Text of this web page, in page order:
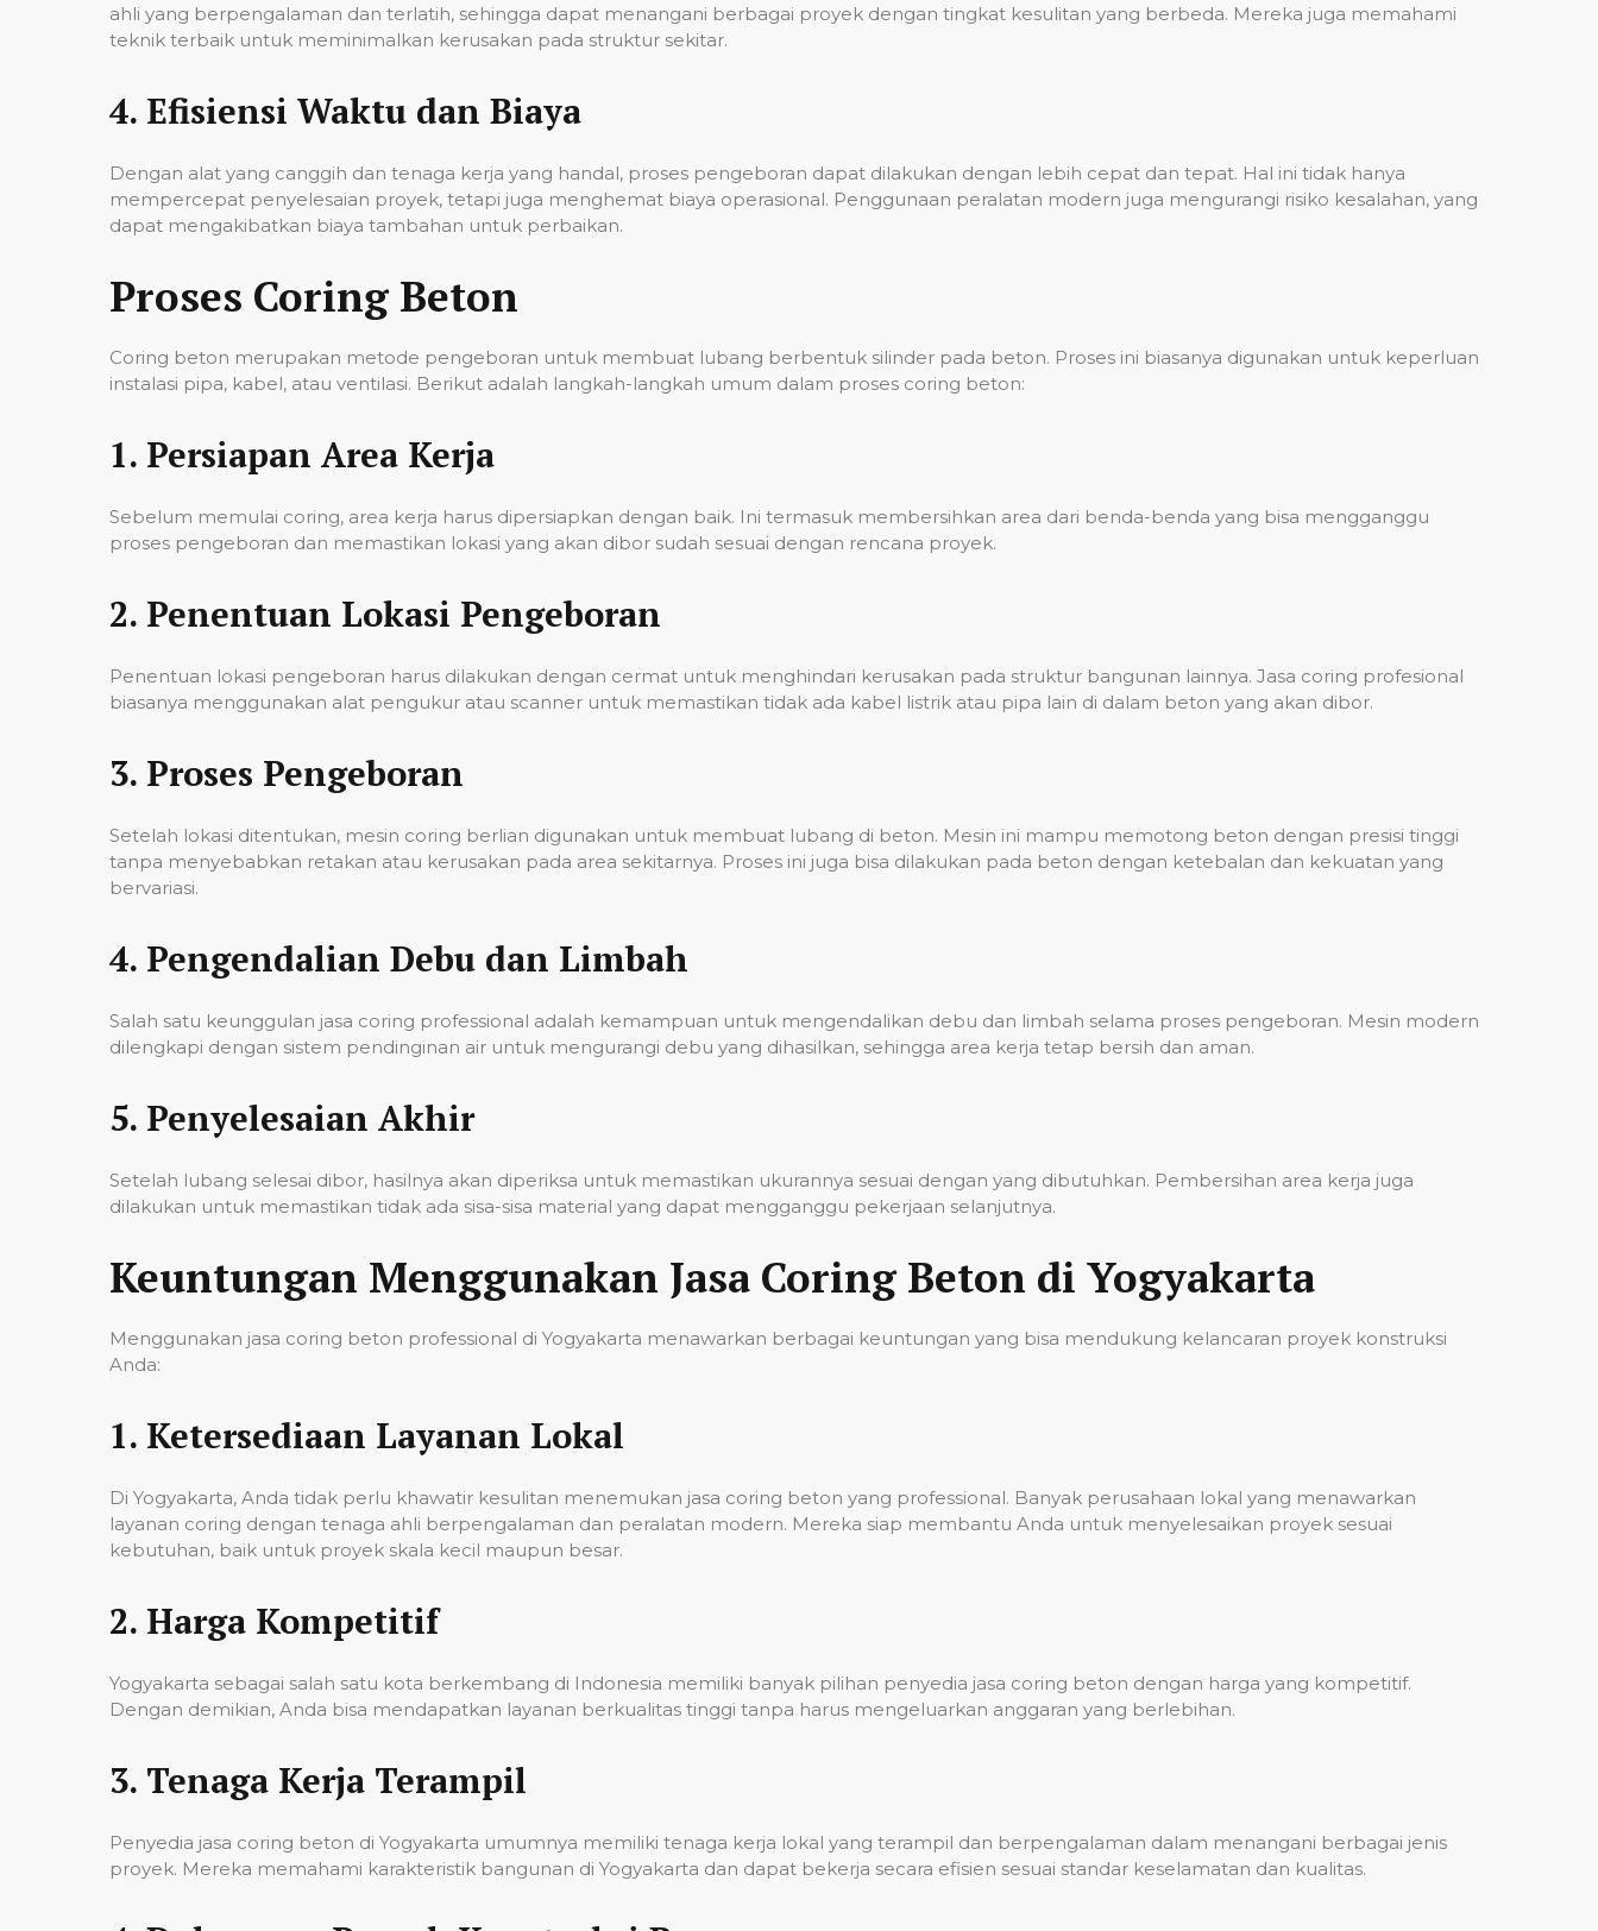
ahli yang berpengalaman dan terlatih, sehingga dapat menangani berbagai proyek dengan tingkat kesulitan yang berbeda. Mereka juga memahami
teknik terbaik untuk meminimalkan kerusakan pada struktur sekitar.
4. Efisiensi Waktu dan Biaya
Dengan alat yang canggih dan tenaga kerja yang handal, proses pengeboran dapat dilakukan dengan lebih cepat dan tepat. Hal ini tidak hanya
mempercepat penyelesaian proyek, tetapi juga menghemat biaya operasional. Penggunaan peralatan modern juga mengurangi risiko kesalahan, yang
dapat mengakibatkan biaya tambahan untuk perbaikan.
Proses Coring Beton
Coring beton merupakan metode pengeboran untuk membuat lubang berbentuk silinder pada beton. Proses ini biasanya digunakan untuk keperluan
instalasi pipa, kabel, atau ventilasi. Berikut adalah langkah-langkah umum dalam proses coring beton:
1. Persiapan Area Kerja
Sebelum memulai coring, area kerja harus dipersiapkan dengan baik. Ini termasuk membersihkan area dari benda-benda yang bisa mengganggu
proses pengeboran dan memastikan lokasi yang akan dibor sudah sesuai dengan rencana proyek.
2. Penentuan Lokasi Pengeboran
Penentuan lokasi pengeboran harus dilakukan dengan cermat untuk menghindari kerusakan pada struktur bangunan lainnya. Jasa coring profesional
biasanya menggunakan alat pengukur atau scanner untuk memastikan tidak ada kabel listrik atau pipa lain di dalam beton yang akan dibor.
3. Proses Pengeboran
Setelah lokasi ditentukan, mesin coring berlian digunakan untuk membuat lubang di beton. Mesin ini mampu memotong beton dengan presisi tinggi
tanpa menyebabkan retakan atau kerusakan pada area sekitarnya. Proses ini juga bisa dilakukan pada beton dengan ketebalan dan kekuatan yang
bervariasi.
4. Pengendalian Debu dan Limbah
Salah satu keunggulan jasa coring professional adalah kemampuan untuk mengendalikan debu dan limbah selama proses pengeboran. Mesin modern
dilengkapi dengan sistem pendinginan air untuk mengurangi debu yang dihasilkan, sehingga area kerja tetap bersih dan aman.
5. Penyelesaian Akhir
Setelah lubang selesai dibor, hasilnya akan diperiksa untuk memastikan ukurannya sesuai dengan yang dibutuhkan. Pembersihan area kerja juga
dilakukan untuk memastikan tidak ada sisa-sisa material yang dapat mengganggu pekerjaan selanjutnya.
Keuntungan Menggunakan Jasa Coring Beton di Yogyakarta
Menggunakan jasa coring beton professional di Yogyakarta menawarkan berbagai keuntungan yang bisa mendukung kelancaran proyek konstruksi
Anda:
1. Ketersediaan Layanan Lokal
Di Yogyakarta, Anda tidak perlu khawatir kesulitan menemukan jasa coring beton yang professional. Banyak perusahaan lokal yang menawarkan
layanan coring dengan tenaga ahli berpengalaman dan peralatan modern. Mereka siap membantu Anda untuk menyelesaikan proyek sesuai
kebutuhan, baik untuk proyek skala kecil maupun besar.
2. Harga Kompetitif
Yogyakarta sebagai salah satu kota berkembang di Indonesia memiliki banyak pilihan penyedia jasa coring beton dengan harga yang kompetitif.
Dengan demikian, Anda bisa mendapatkan layanan berkualitas tinggi tanpa harus mengeluarkan anggaran yang berlebihan.
3. Tenaga Kerja Terampil
Penyedia jasa coring beton di Yogyakarta umumnya memiliki tenaga kerja lokal yang terampil dan berpengalaman dalam menangani berbagai jenis
proyek. Mereka memahami karakteristik bangunan di Yogyakarta dan dapat bekerja secara efisien sesuai standar keselamatan dan kualitas.